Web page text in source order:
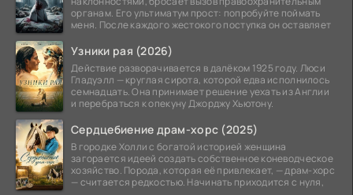
органам. Его ультиматум прост: попробуйте поймать
меня. После каждого жестокого поступка он оставляет
Узники рая (2026)
Действие разворачивается в далёком 1925 году. Люси
Гладуэлл — круглая сирота, которой едва исполнилось
семнадцать. Она принимает решение уехать из Англии
и перебраться к опекуну Джорджу Хьютону.
Сердцебиение драм-хорс (2025)
В городке Холли с богатой историей женщина
загорается идеей создать собственное коневодческое
хозяйство. Порода, которая её привлекает, — драм-хорс
— считается редкостью. Начинать приходится с нуля,